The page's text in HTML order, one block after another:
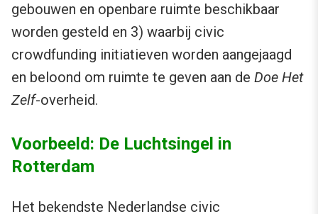
gebouwen en openbare ruimte beschikbaar
worden gesteld en 3) waarbij civic
crowdfunding initiatieven worden aangejaagd
en beloond om ruimte te geven aan de Doe Het
Zelf-overheid.
Voorbeeld: De Luchtsingel in
Rotterdam
Het bekendste Nederlandse civic